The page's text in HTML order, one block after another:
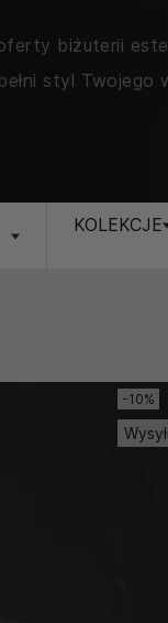
biżuterii
styl Twojego
KOLEKCJE
-10%